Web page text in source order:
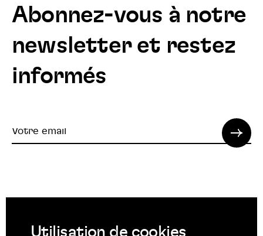
Abonnez-vous à notre
newsletter et restez
informés
Votre
Utilisation de cookies